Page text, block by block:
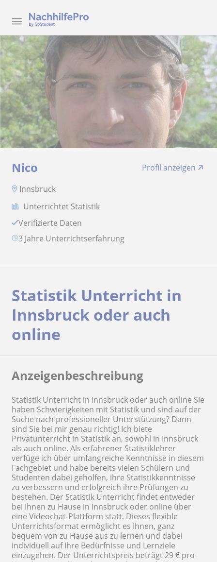
Nico
Profil anzeigen
Innsbruck
Unterrichtet Statistik
Verifizierte Daten
3 Jahre Unterrichtserfahrung
Statistik Unterricht in
Innsbruck oder auch
online
Anzeigenbeschreibung
Statistik Unterricht in Innsbruck oder auch online Sie
haben Schwierigkeiten mit Statistik und sind auf der
Suche nach professioneller Unterstützung? Dann
sind Sie bei mir genau richtig! Ich biete
Privatunterricht in Statistik an, sowohl in Innsbruck
als auch online. Als erfahrener Statistiklehrer
verfüge ich über umfangreiche Kenntnisse in diesem
Fachgebiet und habe bereits vielen Schülern und
Studenten dabei geholfen, ihre Statistikkenntnisse
zu verbessern und erfolgreich ihre Prüfungen zu
bestehen. Der Statistik Unterricht findet entweder
bei Ihnen zu Hause in Innsbruck oder online über
eine Videochat-Plattform statt. Dieses flexible
Unterrichtsformat ermöglicht es Ihnen, ganz
bequem von zu Hause aus zu lernen und dabei
individuell auf Ihre Bedürfnisse und Lernziele
einzugehen. Der Unterrichtspreis beträgt 29 € pro